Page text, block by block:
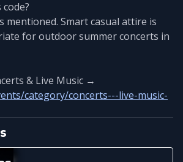
mentioned. Smart casual attire is
for outdoor summer concerts in
& Live Music →
category/concerts---live-music-